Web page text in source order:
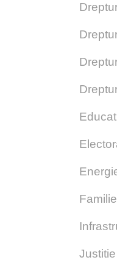
Familie